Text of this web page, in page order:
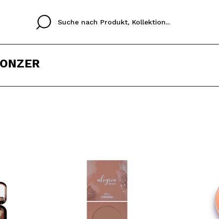
Durch die Erstellung
Einkäufe schnell